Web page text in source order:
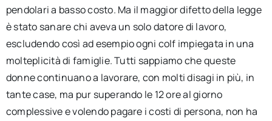
pendolari a basso costo. Ma il maggior difetto della legge
è stato sanare chi aveva un solo datore di lavoro,
escludendo così ad esempio ogni colf impiegata in una
molteplicità di famiglie. Tutti sappiamo che queste
donne continuano a lavorare, con molti disagi in più, in
tante case, ma pur superando le 12 ore al giorno
complessive e volendo pagare i costi di persona, non ha